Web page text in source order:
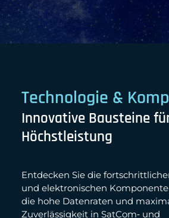
Technologie &
Innovative Bausteine
Höchstleistung
Entdecken Sie die
und elektronischen
die hohe Datenraten und
Zuverlässigkeit in SatCom‑ und